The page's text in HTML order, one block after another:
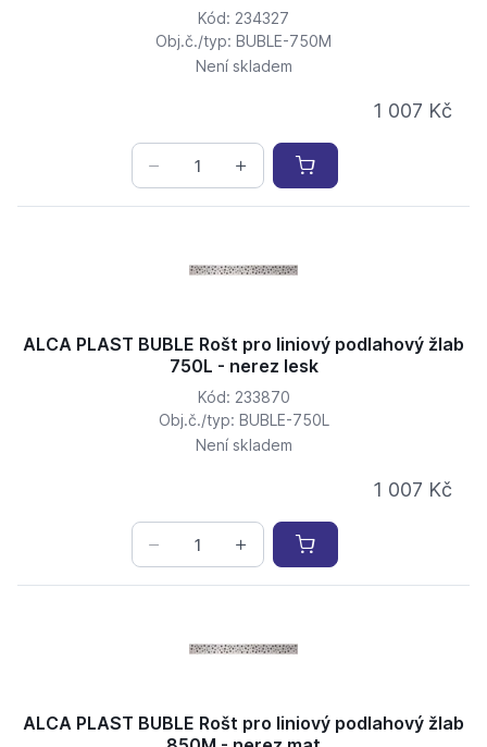
Kód: 234327
Obj.č./typ: BUBLE-750M
Není skladem
1 007 Kč
ALCA PLAST BUBLE Rošt pro liniový podlahový žlab
750L - nerez lesk
Kód: 233870
Obj.č./typ: BUBLE-750L
Není skladem
1 007 Kč
ALCA PLAST BUBLE Rošt pro liniový podlahový žlab